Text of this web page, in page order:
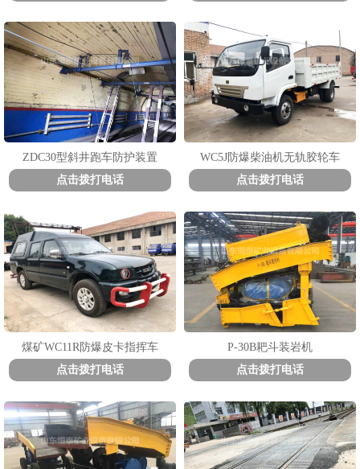
1 2 3
ZDC30型斜井跑车防护装置
点击拨打电话
WC5J防爆柴油机无轨胶轮车
点击拨打电话
煤矿WC11R防爆皮卡指挥车
点击拨打电话
P-30B耙斗装岩机
点击拨打电话